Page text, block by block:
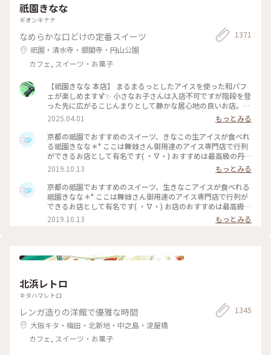
祇園きなな
ギオンキナナ
なめらかな口どけの定番スイーツ
祇園・清水寺・銀閣寺・円山公園
カフェ, スイーツ・お菓子
1371
【祇園きなな 本店】 まるまるっとしたアイスを使った和パフ
ェが楽しめます🍹✨ 小さなお子さんは入店不可ですが階段を登
った先に広がるこじんまりとして静かな居心地の良いお店。
パフェはきなこや抹茶、黒ゴマなどを使った和なものからティ
ラミスの入ったイタリアン風、ベリーを使ったものなど様々。
アイスの食べ比べやふわふわのかき氷、焼き菓子、クロックム
ッシュのようなフードメニューもあります。 こちらもアニメ・
名探偵コナンで取り上げられました✨ #京都グルメ #京都 #祇
園 #本店 #人気店 #聖地巡礼 #パフェ #きなこ #黒ゴマ #アイス
クリーム #かき氷 #フォトジェニック #名探偵コナン
2025.04.01
もっとみる
京都の祗園でおすすめのスイーツ、きなこの生アイスが食べれ
る祗園きなな＊° ここは舞妓さん御用達のアイス専門店で行列
ができるお店として有名です( ・∇・) おすすめは最高級の丹波
黒豆を使用したきなこの生アイス『できたてきなな』。(600円
ほうじ茶付)なんと添加物、保存料、卵を一切使ってません。
濃厚なのに甘すぎず、口どけが最高で本当においしかったので
京都にきたらまた立ち寄りたいお店の1つになりました♡ #京
都#おすすめ#スイーツ#アイス#秋の味覚ゴーラー隊#きなこ
2019.10.13
もっとみる
京都の祗園でおすすめのスイーツ、生きなこアイスが食べれる
祗園きなな＊° ここは舞妓さん御用達のアイス専門店で行列が
できるお店として有名です( ・∇・) お店のおすすめは最高級の
丹波黒豆を使用したきなこの生アイス『できたてきなな』。
(600円ほうじ茶付)なんと添加物、保存料、卵を一切使ってま
♡ #京都#おすすめ#スイーツ#アイス#秋の味覚ゴーラー隊#き
2019.10.13 もっとみる
北浜レトロ
キタハマレトロ
レンガ造りの洋館で優雅な時間
大阪キタ・梅田・北新地・中之島・淀屋橋
カフェ, スイーツ・お菓子
1345